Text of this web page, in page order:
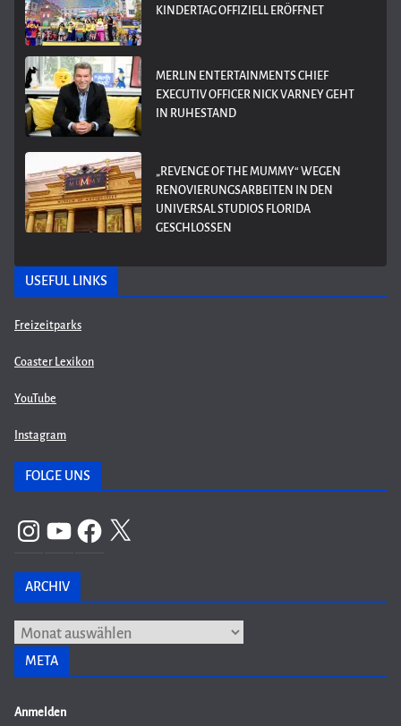
KINDERTAG OFFIZIELL ERÖFFNET
MERLIN ENTERTAINMENTS CHIEF
EXECUTIV OFFICER NICK VARNEY GEHT
IN RUHESTAND
„REVENGE OF THE MUMMY“ WEGEN
RENOVIERUNGSARBEITEN IN DEN
UNIVERSAL STUDIOS FLORIDA
GESCHLOSSEN
USEFUL LINKS
Freizeitparks
Coaster Lexikon
YouTube
Instagram
FOLGE UNS
InstagramYouTubeFacebook
X
ARCHIV
Archiv
META
Anmelden